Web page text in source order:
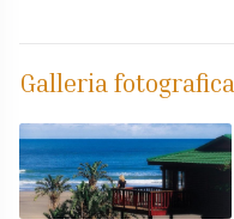
Galleria fotografica